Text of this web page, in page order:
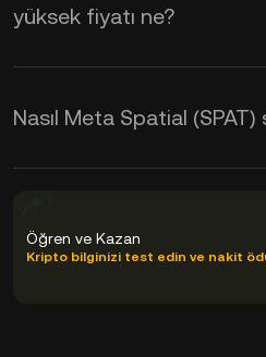
yüksek fiyatı ne?
Nasıl Meta Spatial (SPAT)
Öğren ve Kazan
Kripto bilginizi test edin ve nakit